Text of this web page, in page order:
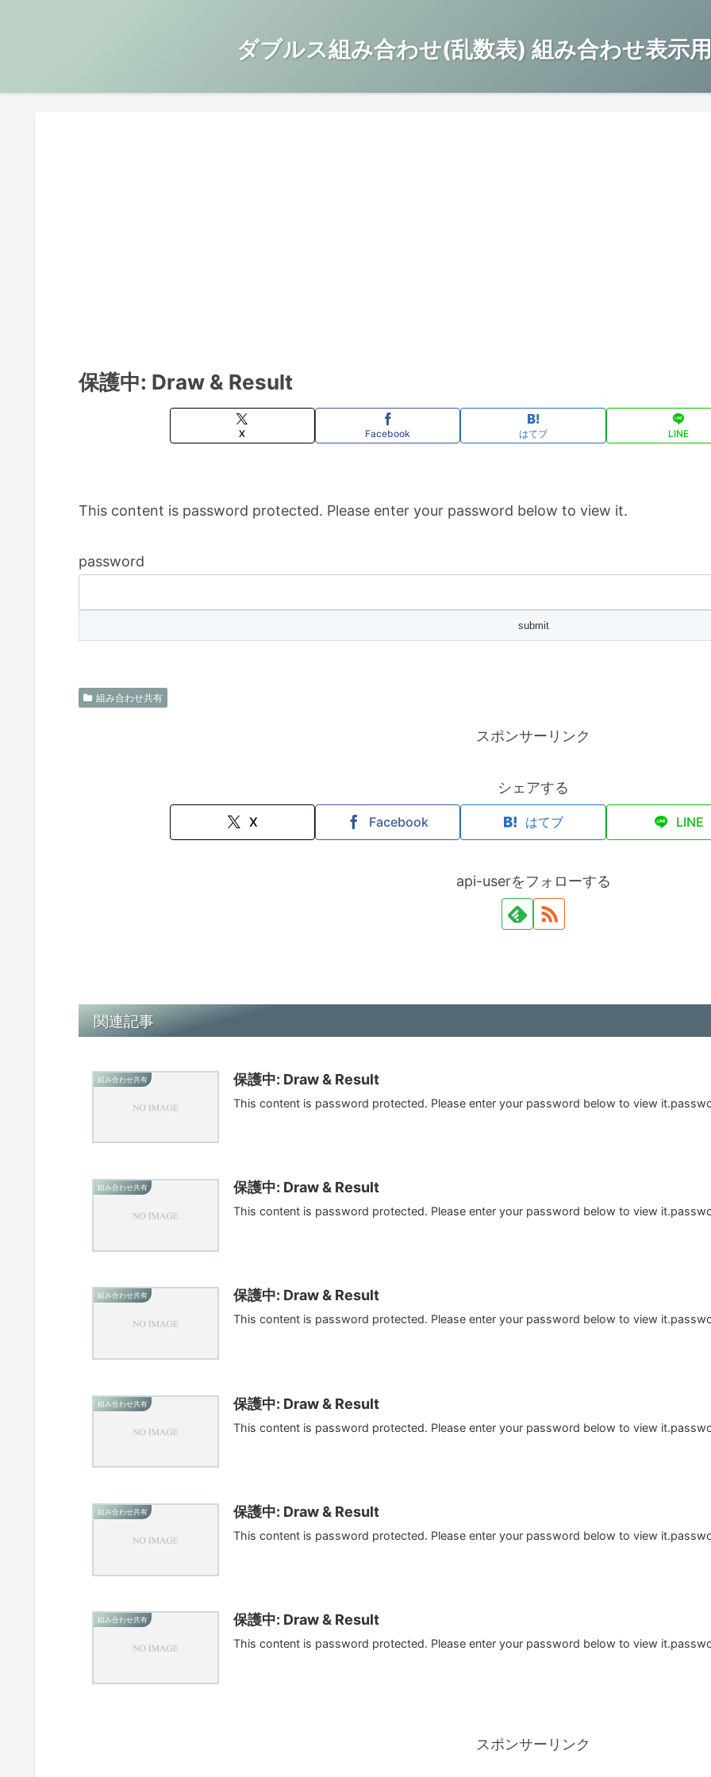
ダブルス組み合わせ(乱数表) 組み合わせ表示
保護中: Draw & Result
X Facebook はてブ LINE
This content is password protected. Please enter your password below to view it.
password
組み合わせ共有
スポンサーリンク
シェアする
X Facebook はてブ LINE
api-userをフォローする
関連記事
組み合わせ共有 保護中: Draw & Result
This content is password protected. Please enter your password below to view
組み合わせ共有 保護中: Draw & Result
This content is password protected. Please enter your password below to view
組み合わせ共有 保護中: Draw & Result
This content is password protected. Please enter your password below to view
組み合わせ共有 保護中: Draw & Result
This content is password protected. Please enter your password below to view
組み合わせ共有 保護中: Draw & Result
This content is password protected. Please enter your password below to view
組み合わせ共有 保護中: Draw & Result
This content is password protected. Please enter your password below to view
スポンサーリンク